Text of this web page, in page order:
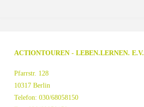
ACTIONTOUREN - LEBEN.LERNEN. E.V.
Pfarrstr. 128
10317 Berlin
Telefon: 030/68058150